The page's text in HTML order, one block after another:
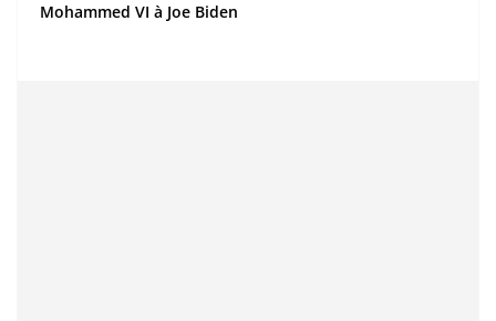
Mohammed VI à Joe Biden